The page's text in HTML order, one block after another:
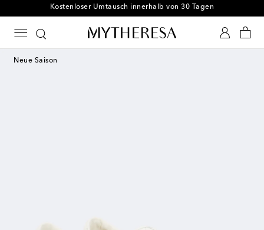
Kostenloser Umtausch innerhalb von 30 Tagen
Neue Saison